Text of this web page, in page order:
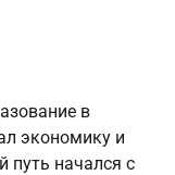
в
экономику и
путь начался с